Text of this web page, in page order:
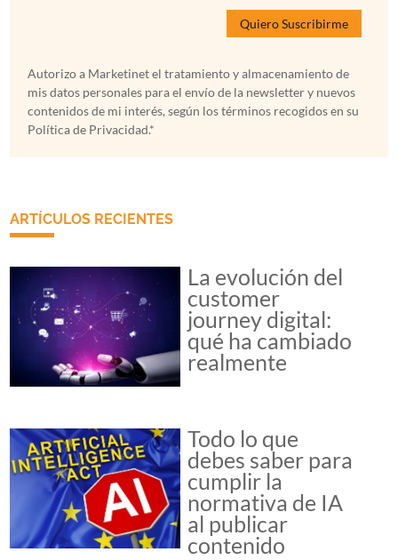
Autorizo a Marketinet el tratamiento y almacenamiento de
mis datos personales para el envío de la newsletter y nuevos
contenidos de mi interés, según los términos recogidos en su
Política de Privacidad.*
ARTÍCULOS RECIENTES
La evolución del
customer
journey digital:
qué ha cambiado
realmente
Todo lo que
debes saber para
cumplir la
normativa de IA
al publicar
contenido